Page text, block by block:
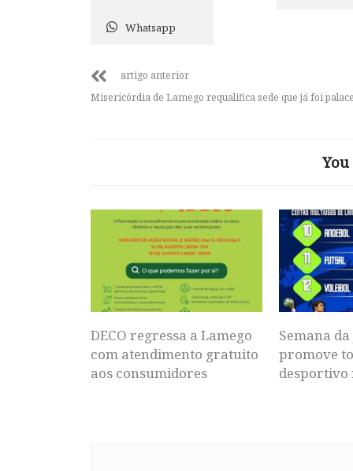
Whatsapp
artigo anterior
Misericórdia de Lamego requalifica sede que já foi
DECO regressa a Lamego
com atendimento gratuito
aos consumidores
Semana
promove